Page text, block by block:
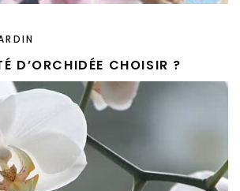
D’ORCHIDÉE CHOISIR ?